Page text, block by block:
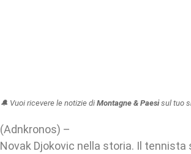
🔔 Vuoi ricevere le notizie di Montagne & Paesisul tuo
(Adnkronos) –
Novak Djokovic nella storia. Il